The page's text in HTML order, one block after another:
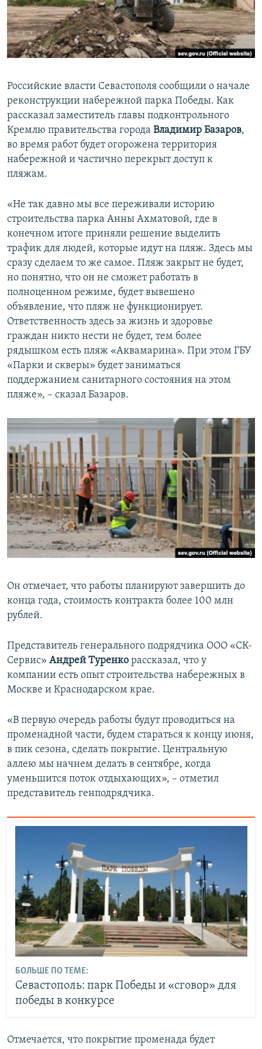
ПОБЕДИТЕЛЕЙ НЕ СУДЯТ?
КРЫМ.НЕПОКОРЕННЫЙ
ELIFBE
ПРИСОЕДИНЯЙТЕСЬ!
Все сайты RFE/RL
Российские власти Севастополя сообщили о начале
реконструкции набережной парка Победы. Как
рассказал заместитель главы подконтрольного
Кремлю правительства города Владимир Базаров,
во время работ будет огорожена территория
набережной и частично перекрыт доступ к
пляжам.
«Не так давно мы все переживали историю
строительства парка Анны Ахматовой, где в
конечном итоге приняли решение выделить
трафик для людей, которые идут на пляж. Здесь мы
сразу сделаем то же самое. Пляж закрыт не будет,
но понятно, что он не сможет работать в
полноценном режиме, будет вывешено
объявление, что пляж не функционирует.
Ответственность здесь за жизнь и здоровье
граждан никто нести не будет, тем более
рядышком есть пляж «Аквамарина». При этом ГБУ
«Парки и скверы» будет заниматься
поддержанием санитарного состояния на этом
пляже», – сказал Базаров.
Он отмечает, что работы планируют завершить до
конца года, стоимость контракта более 100 млн
рублей.
Представитель генерального подрядчика ООО «СК-
Сервис» Андрей Туренко рассказал, что у
компании есть опыт строительства набережных в
Москве и Краснодарском крае.
«В первую очередь работы будут проводиться на
променадной части, будем стараться к концу июня,
в пик сезона, сделать покрытие. Центральную
аллею мы начнем делать в сентябре, когда
уменьшится поток отдыхающих», – отметил
представитель генподрядчика.
БОЛЬШЕ ПО ТЕМЕ:
Севастополь: парк Победы и «сговор» для
победы в конкурсе
Отмечается, что покрытие променада будет